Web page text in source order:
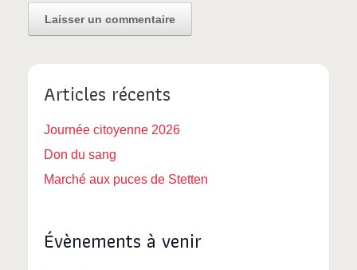
Articles récents
Journée citoyenne 2026
Don du sang
Marché aux puces de Stetten
Évènements à venir